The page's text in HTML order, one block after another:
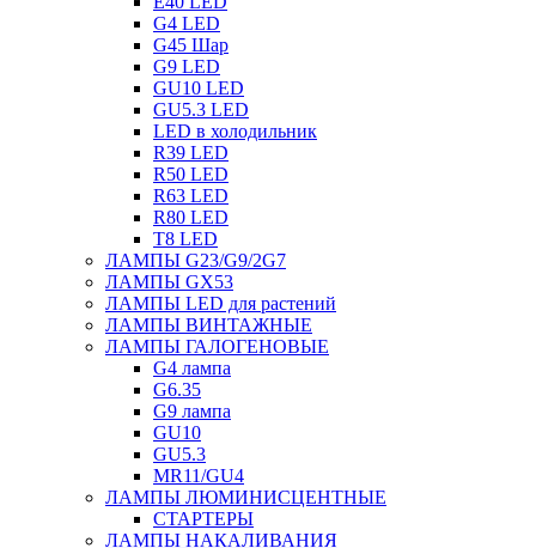
G4 LED
G45 Шар
G9 LED
GU10 LED
GU5.3 LED
LED в холодильник
R39 LED
R50 LED
R63 LED
R80 LED
T8 LED
ЛАМПЫ G23/G9/2G7
ЛАМПЫ GX53
ЛАМПЫ LED для растений
ЛАМПЫ ВИНТАЖНЫЕ
ЛАМПЫ ГАЛОГЕНОВЫЕ
G4 лампа
G6.35
G9 лампа
GU10
GU5.3
MR11/GU4
ЛАМПЫ ЛЮМИНИСЦЕНТНЫЕ
СТАРТЕРЫ
ЛАМПЫ НАКАЛИВАНИЯ